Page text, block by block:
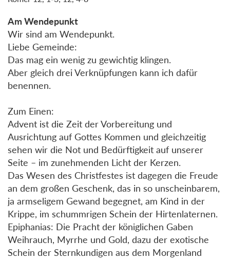
Am Wendepunkt
Wir sind am Wendepunkt.
Liebe Gemeinde:
Das mag ein wenig zu gewichtig klingen.
Aber gleich drei Verknüpfungen kann ich dafür
benennen.
Zum Einen:
Advent ist die Zeit der Vorbereitung und
Ausrichtung auf Gottes Kommen und gleichzeitig
sehen wir die Not und Bedürftigkeit auf unserer
Seite – im zunehmenden Licht der Kerzen.
Das Wesen des Christfestes ist dagegen die Freude
an dem großen Geschenk, das in so unscheinbarem,
ja armseligem Gewand begegnet, am Kind in der
Krippe, im schummrigen Schein der Hirtenlaternen.
Epiphanias: Die Pracht der königlichen Gaben
Weihrauch, Myrrhe und Gold, dazu der exotische
Schein der Sternkundigen aus dem Morgenland